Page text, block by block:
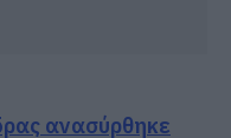
ανασύρθηκε